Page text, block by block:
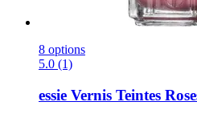
8 options
5.0 (1)
essie Vernis Teintes